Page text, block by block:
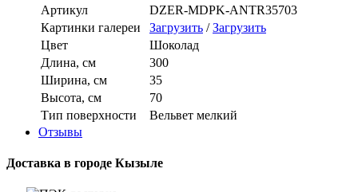
Артикул
DZER-MDPK-ANTR35703
Картинки галереи
Загрузить /Загрузить
Цвет
Шоколад
Длина, см
300
Ширина, см
35
Высота, см
70
Тип поверхности
Вельвет мелкий
Отзывы
Доставка в городе Кызыле